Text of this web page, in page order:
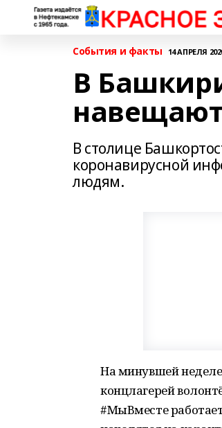
События и факты 14 АПРЕЛЯ
В
В столице
коронавирусной
людям.
На минувшей
концлагерей
#МыВместе